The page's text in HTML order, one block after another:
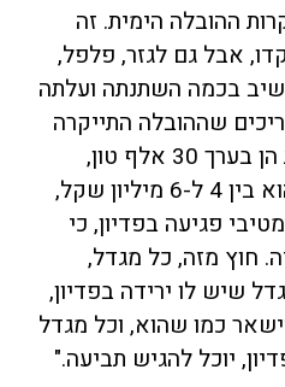
ההובלה הימית. זה
אבל גם לגזר, פלפל,
בכמה השתנתה ועלתה
שההובלה התייקרה
בכ-1,500 שקל, והכמויות הן בערך 30 אלף טון,
הפיצוי שאנחנו דורשים הוא בין 4 ל-6 מיליון שקל,
פגיעה בפדיון, כי
חוץ מזה, כל מגדל,
שיש לו ירידה בפדיון,
כמו שהוא, וכל מגדל